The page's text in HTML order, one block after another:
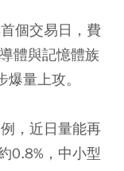
個交易日，費
體與記憶體族
量上攻。
，近日量能再
0.8%，中小型